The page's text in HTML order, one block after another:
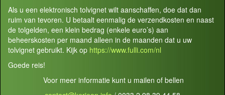
Als u een elektronisch tolvignet wilt aanschaffen, doe dat dan
ruim van tevoren. U betaalt eenmalig de verzendkosten en naast
de tolgelden, een klein bedrag (enkele euro’s) aan
beheerskosten per maand alleen in de maanden dat u uw
tolvignet gebruikt. Kijk op https://www.fulli.com/nl
Goede reis!
Voor meer informatie kunt u mailen of bellen